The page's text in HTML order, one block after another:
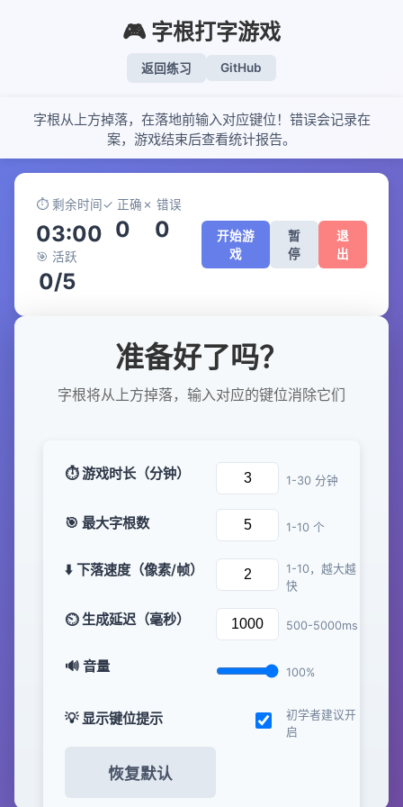
🎮 字根打字游戏
返回练习 GitHub
字根从上方掉落，在落地前输入对应键位！错误会记录在
案，游戏结束后查看统计报告。
⏱️ 剩余时间
03:00
✓ 正确
0
✗ 错误
0
🎯 活跃
0/5
开始游
戏
暂
停
退
出
准备好了吗？
字根将从上方掉落，输入对应的键位消除它们
⏱️ 游戏时长（分钟） 1-30 分钟
🎯 最大字根数 1-10 个
⬇️ 下落速度（像素/帧）
1-10，越大越
快
⏲️ 生成延迟（毫秒） 500-5000ms
🔊 音量 100%
💡 显示键位提示
初学者建议开
启
恢复默认